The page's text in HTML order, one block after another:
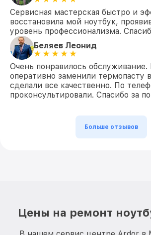
Сервисная мастерская быстро и
восстановила мой ноутбук,
уровень профессионализма.
Беляев Леонид
Очень понравилось обслуживание.
оперативно заменили термопасту
сделали все качественно. По
проконсультировали. Спасибо за
Больше отзывов
Цены на ремонт